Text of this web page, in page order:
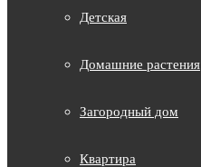
Детская
Домашние растения
Загородный дом
Квартира